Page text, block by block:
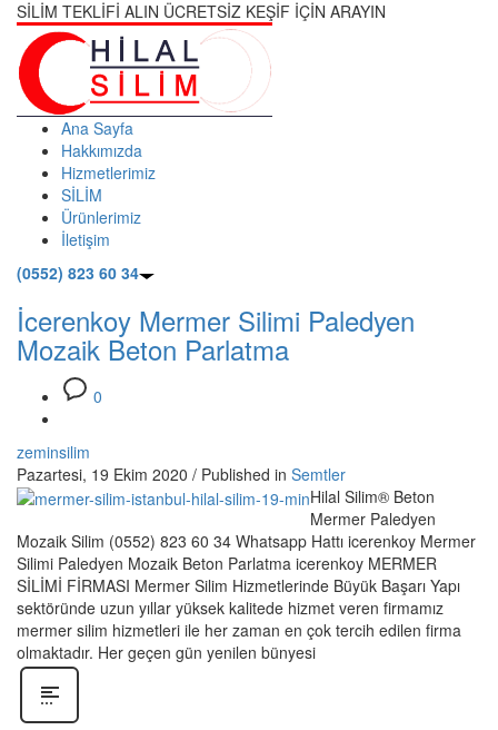
SİLİM TEKLİFİ ALIN ÜCRETSİZ KEŞİF İÇİN ARAYIN
Ana Sayfa
Hakkımızda
Hizmetlerimiz
SİLİM
Ürünlerimiz
İletişim
(0552) 823 60 34
İcerenkoy Mermer Silimi Paledyen
Mozaik Beton Parlatma
0
zeminsilim
Pazartesi, 19 Ekim 2020 / Published in Semtler
Hilal Silim® Beton
Mermer Paledyen
Mozaik Silim (0552) 823 60 34 Whatsapp Hattı icerenkoy Mermer
Silimi Paledyen Mozaik Beton Parlatma icerenkoy MERMER
SİLİMİ FİRMASI Mermer Silim Hizmetlerinde Büyük Başarı Yapı
sektöründe uzun yıllar yüksek kalitede hizmet veren firmamız
mermer silim hizmetleri ile her zaman en çok tercih edilen firma
olmaktadır. Her geçen gün yenilen bünyesi